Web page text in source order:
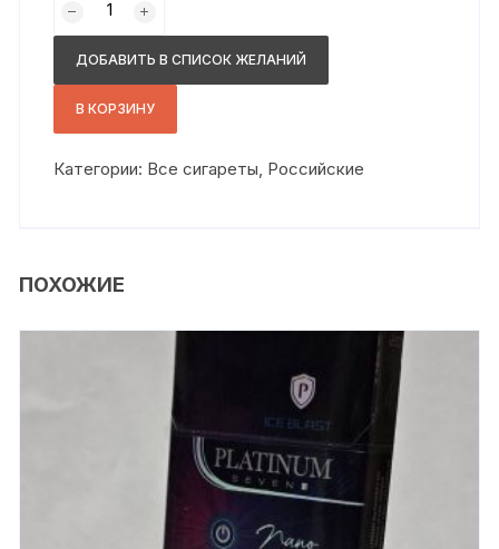
товара
синий
ДОБАВИТЬ В СПИСОК ЖЕЛАНИЙ
В КОРЗИНУ
Категории: Все сигареты Российские
ПОХОЖИЕ